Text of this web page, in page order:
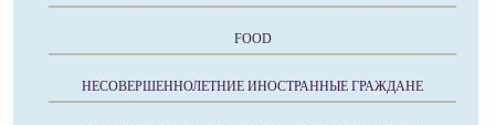
FOOD
НЕСОВЕРШЕННОЛЕТНИЕ ИНОСТРАННЫЕ ГРАЖДАНЕ